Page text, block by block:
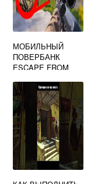
МОБИЛЬНЫЙ
ПОВЕРБАНК
ESCAPE FROM